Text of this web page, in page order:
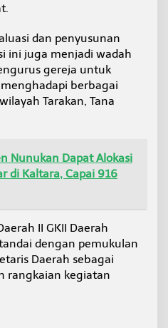
dan penyusunan
ini juga menjadi wadah
gereja untuk
berbagai
Tarakan, Tana
Nunukan Dapat Alokasi
di Kaltara, Capai 916
II GKII Daerah
dengan pemukulan
Daerah sebagai
rangkaian kegiatan